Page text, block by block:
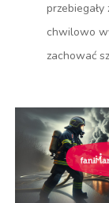
chwilowo
zachować